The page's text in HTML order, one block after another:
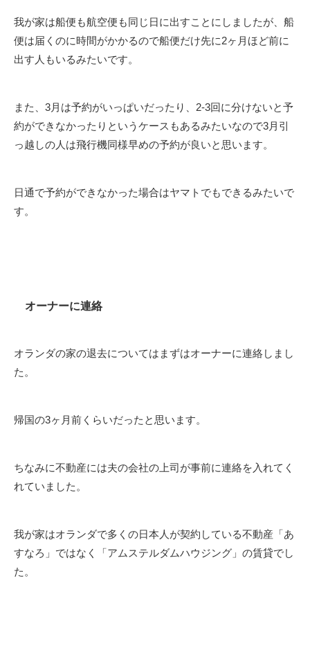
我が家は船便も航空便も同じ日に出すことにしましたが、船
便は届くのに時間がかかるので船便だけ先に2ヶ月ほど前に
出す人もいるみたいです。
また、3月は予約がいっぱいだったり、2-3回に分けないと予
約ができなかったりというケースもあるみたいなので3月引
っ越しの人は飛行機同様早めの予約が良いと思います。
日通で予約ができなかった場合はヤマトでもできるみたいで
す。
オーナーに連絡
オランダの家の退去についてはまずはオーナーに連絡しまし
た。
帰国の3ヶ月前くらいだったと思います。
ちなみに不動産には夫の会社の上司が事前に連絡を入れてく
れていました。
我が家はオランダで多くの日本人が契約している不動産「あ
すなろ」ではなく「アムステルダムハウジング」の賃貸でし
た。